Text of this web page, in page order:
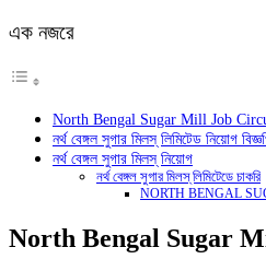
এক নজরে
North Bengal Sugar Mill Job
নর্থ বেঙ্গল সুগার মিলস্ লিমিটেড নিয়োগ
নর্থ বেঙ্গল সুগার মিলস্ নিয়োগ
নর্থ বেঙ্গল সুগার মিলস্ লিমিটেডে চাকরি
NORTH BENGAL
North Bengal Sugar